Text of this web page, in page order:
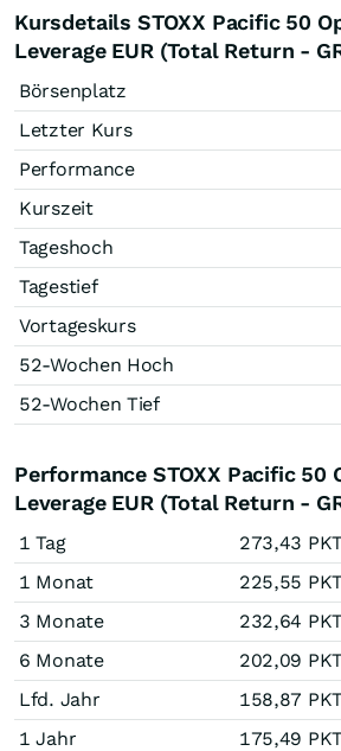
Kursdetails STOXX Pacific 50
Leverage EUR (Total Return -
Börsenplatz
Letzter Kurs
Performance
Kurszeit
Tageshoch
Tagestief
Vortageskurs
52-Wochen Hoch
52-Wochen Tief
Performance STOXX Pacific 50
Leverage EUR (Total Return -
1 Tag 273,43
1 Monat
225,55
3 Monate
232,64
6 Monate
202,09
Lfd. Jahr
158,87
1 Jahr
175,49